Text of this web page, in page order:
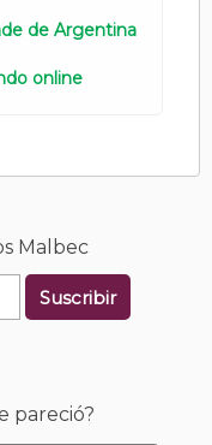
de Argentina
online
Malbec
Suscribir
pareció?